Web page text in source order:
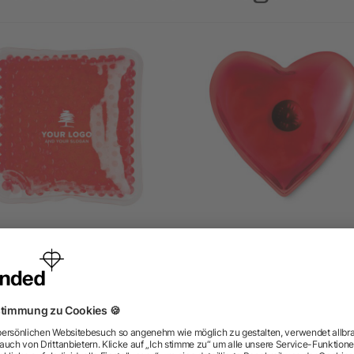
aus PVC
ab 0,41 €